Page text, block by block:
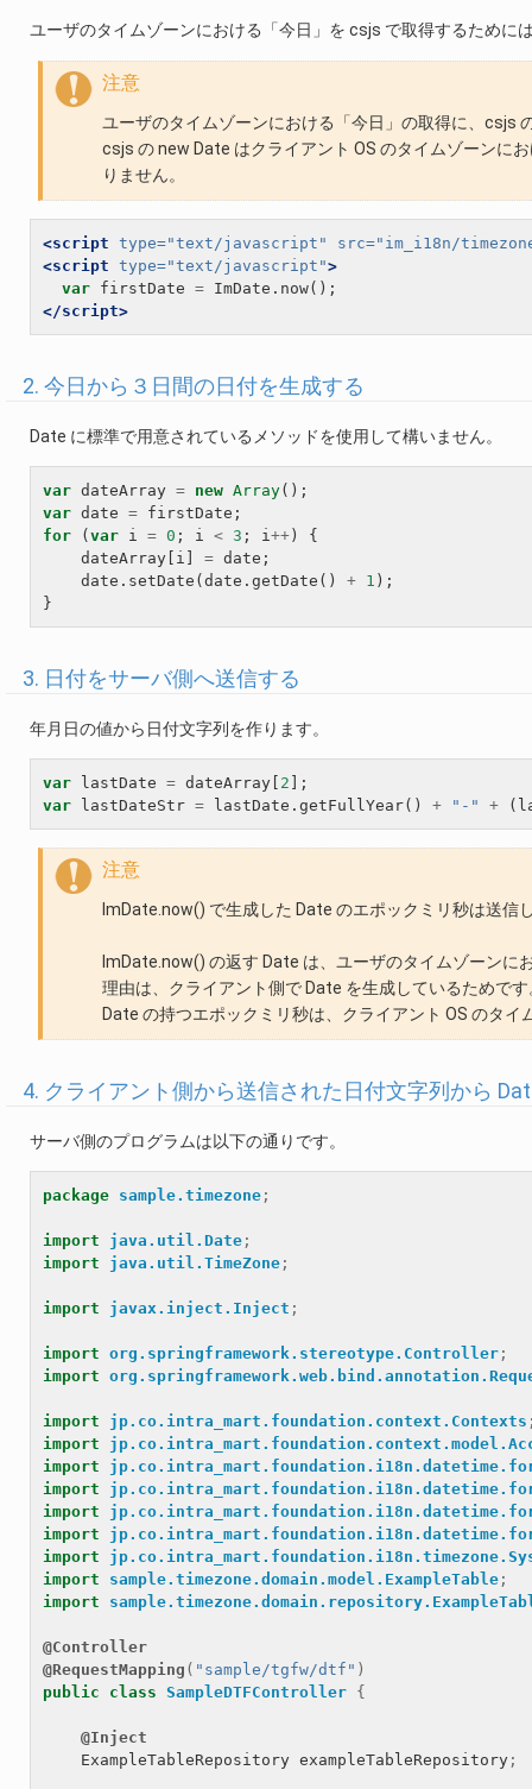
ユーザのタイムゾーンにおける「今日」を csjs で取得するため
注意
ユーザのタイムゾーンにおける「今日」の取得に、csjs
csjs の new Date はクライアント OS のタイムゾーンに
りません。
<script type="text/javascript" src="im_i18n/
<script type="text/javascript">
var firstDate = ImDate . now();
</script>
2. 今日から３日間の日付を生成する
Date に標準で用意されているメソッドを使用して構いません。
var dateArray = new Array();
var date = firstDate ;
for
( var i = 0 ; i < 3 ; i++ )
{
dateArray i = date ;
date . setDate ( date . getDate () + 1 );
}
3. 日付をサーバ側へ送信する
年月日の値から日付文字列を作ります。
var lastDate = dateArray 2 ];
var
lastDateStr = lastDate . getFullYear() + "-" + (
注意
ImDate.now() で生成した Date のエポックミリ秒は送信
ImDate.now() の返す Date は、ユーザのタイムゾーン
理由は、クライアント側で Date を生成しているためです
Date の持つエポックミリ秒は、クライアント OS のタ
4. クライアント側から送信された日付文字列から
サーバ側のプログラムは以下の通りです。
package sample.timezone ;
import java.util.Date ;
import
java.util.TimeZone ;
import javax.inject.Inject ;
import org.springframework.stereotype.Controller ;
import
import jp.co.intra_mart.foundation.context.Contexts
import
import
import
import
import
import
import
sample.timezone.domain.model.ExampleTable ;
import
@Controller
@RequestMapping ( "sample/tgfw/dtf" )
public
class SampleDTFController {
@Inject
ExampleTableRepository exampleTableRepository ;